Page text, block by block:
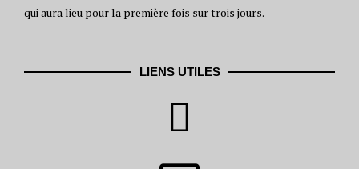
qui aura lieu pour la première fois sur trois jours.
LIENS UTILES